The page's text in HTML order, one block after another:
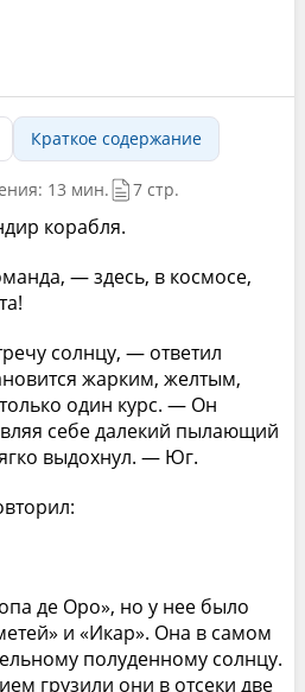
Краткое содержание
13 мин. 7 стр.
корабля.
— здесь, в космосе,
солнцу, — ответил
жарким, желтым,
один курс. — Он
себе далекий пылающий
выдохнул. — Юг.
де Оро», но у нее было
и «Икар». Она в самом
полуденному солнцу.
грузили они в отсеки две